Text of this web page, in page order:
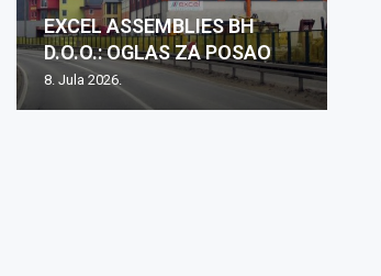
EXCEL ASSEMBLIES BH
D.O.O.: OGLAS ZA POSAO
8. Jula 2026.